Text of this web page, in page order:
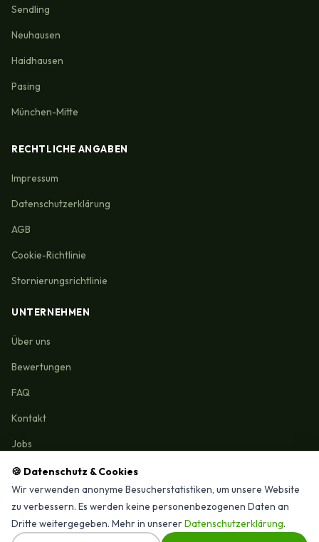
🍪 Datenschutz & Cookies
Wir verwenden anonyme Besucherstatistiken, um unsere Website
zu verbessern. Es werden keine personenbezogenen Daten an
Dritte weitergegeben. Mehr in unsererDatenschutzerklärung.
Sendling
Neuhausen
Haidhausen
Pasing
München-Mitte
RECHTLICHE ANGABEN
Impressum
Datenschutzerklärung
AGB
Cookie-Richtlinie
Stornierungsrichtlinie
UNTERNEHMEN
Über uns
Bewertungen
FAQ
Kontakt
Jobs
Reinigungmunchen.de © 2026 Alle Rechte vorbehalten
⭐ 4,9/15 Google-Bewertungen · Seit 2025 in München